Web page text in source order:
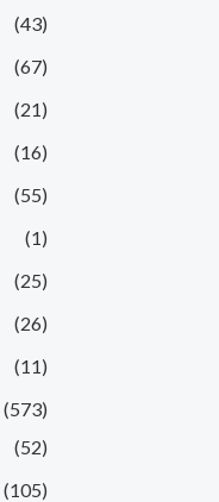
(43)
(67)
(21)
(16)
(55)
(1)
(25)
(26)
(11)
(573)
(52)
(105)